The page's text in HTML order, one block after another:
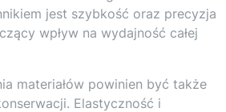
jest szybkość oraz precyzja
wpływ na wydajność całej
materiałów powinien być także
Elastyczność i